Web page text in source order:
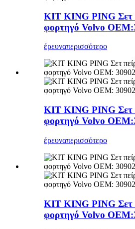
ΚΙΤ KING PING Σετ
φορτηγό Volvo
έρευναπερισσότερο
ΚΙΤ KING PING Σετ
φορτηγό Volvo
έρευναπερισσότερο
ΚΙΤ KING PING Σετ
φορτηγό Volvo